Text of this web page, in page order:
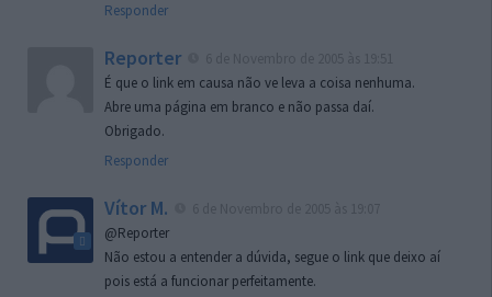
Responder
Reporter
É que o link em causa não ve leva a coisa nenhuma.
Abre uma página em branco e não passa daí.
Obrigado.
Responder
Vítor M.
@Reporter
Não estou a entender a dúvida, segue o link que deixo aí
pois está a funcionar perfeitamente.